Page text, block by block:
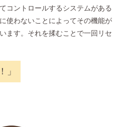
コントロールするシステムがある
使わないことによってその機能が
ます。それを揉むことで一回リセ
」